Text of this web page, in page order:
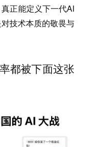
正能定义下一代AI
技术本质的敬畏与
都被下面这张